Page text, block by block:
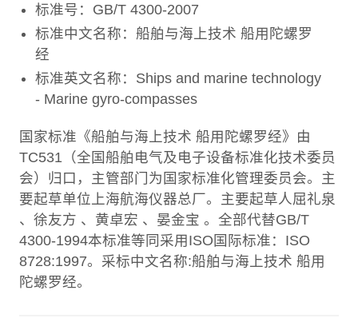
标准号：GB/T 4300-2007
标准中文名称：船舶与海上技术 船用陀螺罗
经
标准英文名称：Ships and marine technology
- Marine gyro-compasses
国家标准《船舶与海上技术 船用陀螺罗经》由
TC531（全国船舶电气及电子设备标准化技术委员
会）归口，主管部门为国家标准化管理委员会。主
要起草单位上海航海仪器总厂。主要起草人屈礼泉
、徐友方 、黄卓宏 、晏金宝 。全部代替GB/T
4300-1994本标准等同采用ISO国际标准：ISO
8728:1997。采标中文名称:船舶与海上技术 船用
陀螺罗经。